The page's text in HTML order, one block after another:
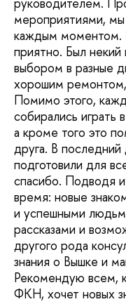
мероприятиями, мы
каждым моментом.
приятно. Был
выбором в разные
хорошим
Помимо этого,
собирались играть
а кроме того это
друга. В последний
подготовили для
спасибо. Подводя
время: новые
и успешными
рассказами и
другого рода
знания о Вышке и
Рекомендую всем,
ФКН, хочет новых